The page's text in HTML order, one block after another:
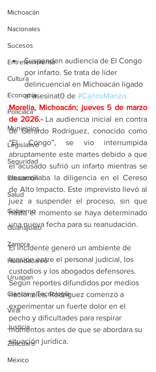
Michoacán
Nacionales
Sucesos
Entretenimiento
Cultura
Economía
Policíaca
Municipios
Legislativo
Seguridad
Educación
Salud
Gobierno
Guanajuato
Zamora
Huandacareo
Uruapan
Ciencia y Tecnología
Viral
Justicia
Zitácuaro
México
Suspenden audiencia de El Congo
por infarto. Se trata de líder
delincuencial en Michoacán ligado
al asesinat0 de #CarlosManzo
Morelia, Michoacán; jueves 5 de marzo
de 2026.- La audiencia inicial en contra
de Gerardo Rodríguez, conocido como
“El Congo”, se vio interrumpida
abruptamente este martes debido a que
el acusado sufrió un infarto mientras se
desarrollaba la diligencia en el Cereso
de Alto Impacto. Este imprevisto llevó al
juez a suspender el proceso, sin que
hasta el momento se haya determinado
una nueva fecha para su reanudación.
El incidente generó un ambiente de
tensión entre el personal judicial, los
custodios y los abogados defensores.
Según reportes difundidos por medios
nacionales, Rodríguez comenzó a
experimentar un fuerte dolor en el
pecho y dificultades para respirar
momentos antes de que se abordara su
situación jurídica.